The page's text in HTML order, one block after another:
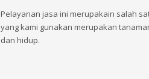
Pelayanan jasa ini merupakain salah
yang kami gunakan merupakan
dan hidup.